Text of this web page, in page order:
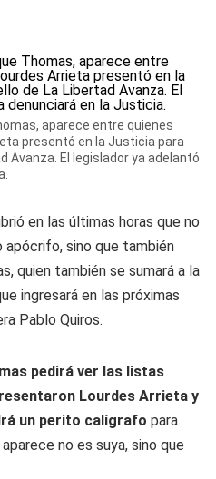
aparece entre quienes
presentó en la Justicia para
Avanza. El legislador ya adelantó
en las últimas horas que no
sino que también
quien también se sumará a la
ingresará en las próximas
Pablo Quiros.
pedirá ver las listas
Lourdes Arrieta y
un perito calígrafo para
no es suya, sino que